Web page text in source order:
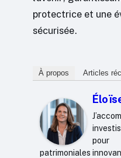
protectrice et une
sécurisée.
À propos Articles
pour
patrimoniales